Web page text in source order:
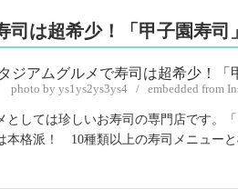
司は超希少！「甲子園寿司」
photo by ys1ys2ys3ys4 / embedded from
としては珍しいお寿司の専門店です。
本格派！ 10種類以上の寿司メニュー